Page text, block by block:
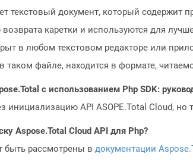
текстовый документ, который содержит
каретки и используются для
в любом текстовом редакторе или
таком файле, находится в формате,
с использованием Php SDK:
инициализацию API ASOPE.Total Cloud,
Aspose.Total Cloud API для Php?
быть рассмотрены в документации